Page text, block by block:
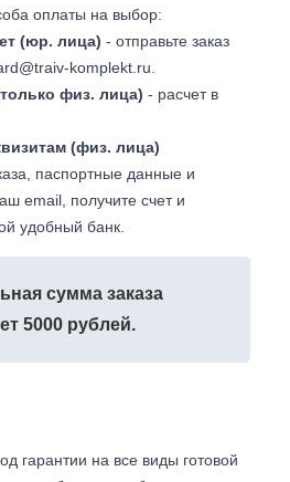
оплаты на выбор:
(юр. лица) - отправьте заказ
komplekt.ru
физ. лица) - расчет в
(физ. лица)
паспортные данные и
email, получите счет и
удобный банк.
сумма заказа
5000 рублей.
гарантии на все виды готовой